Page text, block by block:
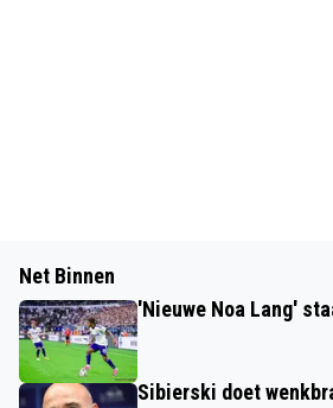
Net Binnen
'Nieuwe Noa Lang'
Sibierski doet